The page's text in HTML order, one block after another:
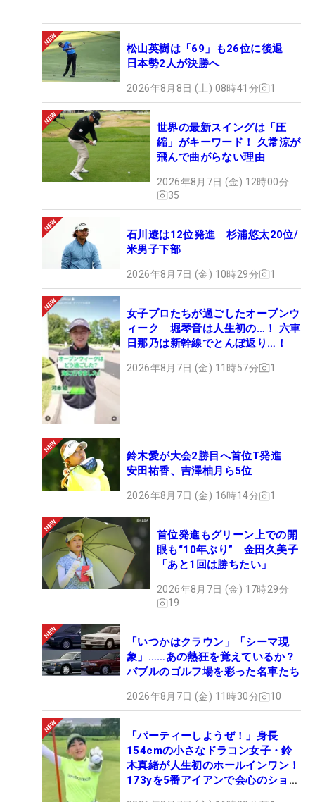
松山英樹は「69」も26位に後退
日本勢2人が決勝へ
2026年8月8日 (土) 08時41分 1
世界の最新スイングは「圧
縮」がキーワード！ 久常涼が
飛んで曲がらない理由
2026年8月7日 (金) 12時00分
35
石川遼は12位発進 杉浦悠太20位/
米男子下部
2026年8月7日 (金) 10時29分 1
女子プロたちが過ごしたオープンウ
ィーク 堀琴音は人生初の…！ 六車
日那乃は新幹線でとんぼ返り…！
2026年8月7日 (金) 11時57分 1
鈴木愛が大会2勝目へ首位T発進
安田祐香、吉澤柚月ら5位
2026年8月7日 (金) 16時14分 1
首位発進もグリーン上での開
眼も“10年ぶり” 金田久美子
「あと1回は勝ちたい」
2026年8月7日 (金) 17時29分
19
「いつかはクラウン」「シーマ現
象」……あの熱狂を覚えているか？
バブルのゴルフ場を彩った名車たち
2026年8月7日 (金) 11時30分 10
「パーティーしようぜ！」身長
154cmの小さなドラコン女子・鈴
木真緒が人生初のホールインワン！
173yを5番アイアンで会心のショッ